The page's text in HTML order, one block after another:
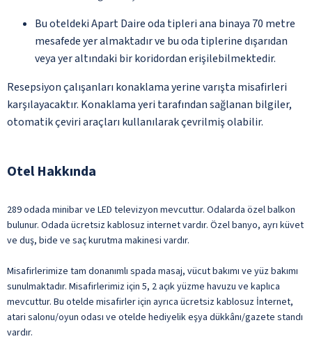
Bu oteldeki Apart Daire oda tipleri ana binaya 70 metre
mesafede yer almaktadır ve bu oda tiplerine dışarıdan
veya yer altındaki bir koridordan erişilebilmektedir.
Resepsiyon çalışanları konaklama yerine varışta misafirleri
karşılayacaktır. Konaklama yeri tarafından sağlanan bilgiler,
otomatik çeviri araçları kullanılarak çevrilmiş olabilir.
Otel Hakkında
289 odada minibar ve LED televizyon mevcuttur. Odalarda özel balkon
bulunur. Odada ücretsiz kablosuz internet vardır. Özel banyo, ayrı küvet
ve duş, bide ve saç kurutma makinesi vardır.
Misafirlerimize tam donanımlı spada masaj, vücut bakımı ve yüz bakımı
sunulmaktadır. Misafirlerimiz için 5, 2 açık yüzme havuzu ve kaplıca
mevcuttur. Bu otelde misafirler için ayrıca ücretsiz kablosuz İnternet,
atari salonu/oyun odası ve otelde hediyelik eşya dükkânı/gazete standı
vardır.